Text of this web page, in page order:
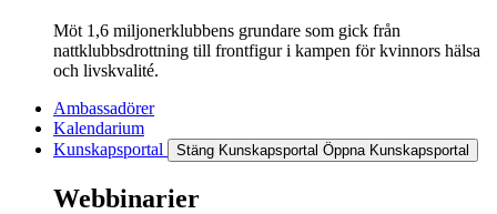
Möt 1,6 miljonerklubbens grundare som gick från
nattklubbsdrottning till frontfigur i kampen för kvinnors hälsa
och livskvalité.
Ambassadörer
Kalendarium
Kunskapsportal
Stäng Kunskapsportal Öppna Kunskapsportal
Webbinarier